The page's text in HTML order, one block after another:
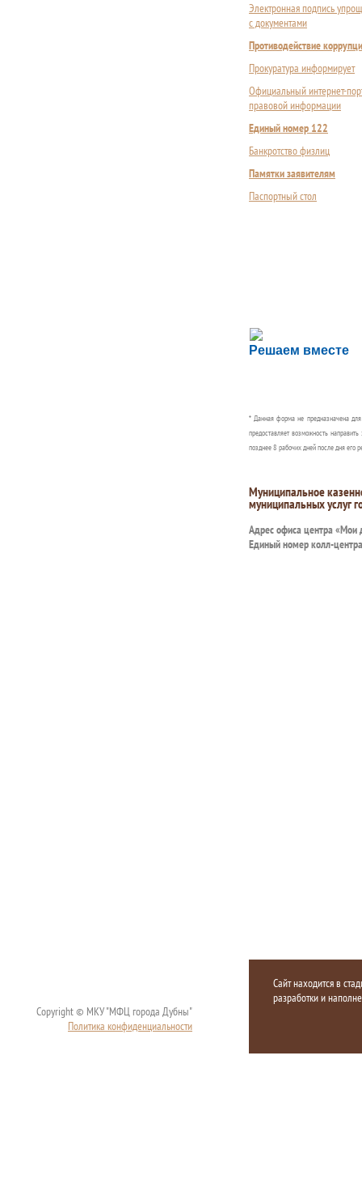
Электронная подпись
с документами
Противодействие
Прокуратура информирует
Официальный интернет-
правовой информации
Единый номер 122
Банкротство физлиц
Памятки заявителям
Паспортный стол
Решаем вместе
Сложности с
Сообщите об этом
* Данная форма не предназначена
предоставляет возможность
позднее 8 рабочих дней после дня его
Муниципальное
муниципальных услуг
Адрес офиса центра «Мои
Единый номер колл-
Copyright © МКУ "МФЦ города Дубны"
Политика конфиденциальности
Сайт находится в
разработки и